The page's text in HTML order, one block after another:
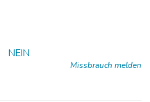
NEIN
Missbrauch melden